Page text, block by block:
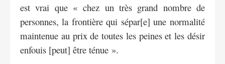
est vrai que « chez un très grand nombre de
personnes, la frontière qui sépar[e] une normalité
maintenue au prix de toutes les peines et les désir
enfouis [peut] être ténue ».